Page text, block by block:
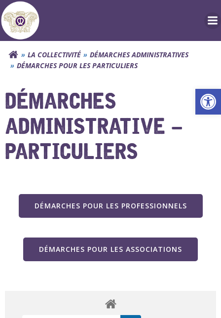
Aller
au
contenu
LA COLLECTIVITÉ
DÉMARCHES ADMINISTRATIVES
DÉMARCHES POUR LES PARTICULIERS
DÉMARCHES
ADMINISTRATIVE –
PARTICULIERS
DÉMARCHES POUR LES PROFESSIONNELS
DÉMARCHES POUR LES ASSOCIATIONS